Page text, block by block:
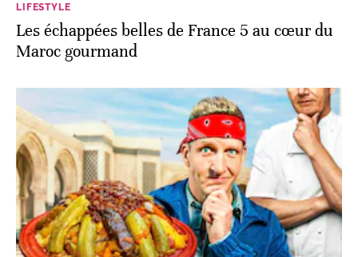
LIFESTYLE
Les échappées belles de France 5 au cœur du
Maroc gourmand